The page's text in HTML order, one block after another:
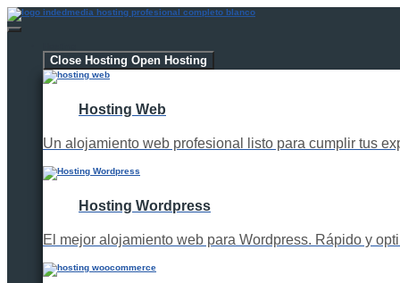
Close Hosting Open Hosting
Hosting Web
Un alojamiento web profesional listo para cumplir tus
Hosting Wordpress
El mejor alojamiento web para Wordpress. Rápido y